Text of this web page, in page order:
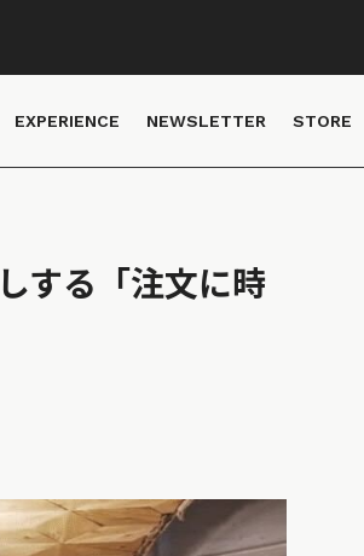
EXPERIENCE NEWSLETTER STORE
する「注文に時